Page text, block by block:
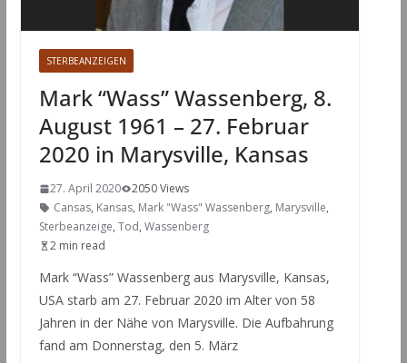
STERBEANZEIGEN
Mark “Wass” Wassenberg, 8.
August 1961 – 27. Februar
2020 in Marysville, Kansas
27. April 2020
2050 Views
Cansas, Kansas, Mark "Wass" Wassenberg, Marysville,
Sterbeanzeige, Tod, Wassenberg
2 min read
Mark “Wass” Wassenberg aus Marysville, Kansas,
USA starb am 27. Februar 2020 im Alter von 58
Jahren in der Nähe von Marysville. Die Aufbahrung
fand am Donnerstag, den 5. März